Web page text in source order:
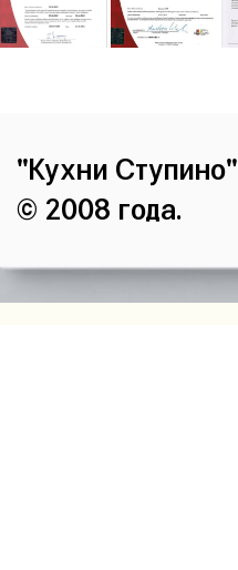
"Кухни Ступино"
© 2008 года.